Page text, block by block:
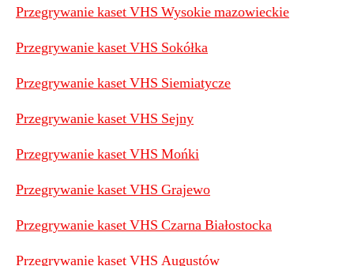
Przegrywanie kaset VHS Wysokie mazowieckie
Przegrywanie kaset VHS Sokółka
Przegrywanie kaset VHS Siemiatycze
Przegrywanie kaset VHS Sejny
Przegrywanie kaset VHS Mońki
Przegrywanie kaset VHS Grajewo
Przegrywanie kaset VHS Czarna Białostocka
Przegrywanie kaset VHS Augustów